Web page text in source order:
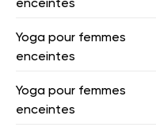
Yoga pour femmes
enceintes
Yoga pour femmes
enceintes